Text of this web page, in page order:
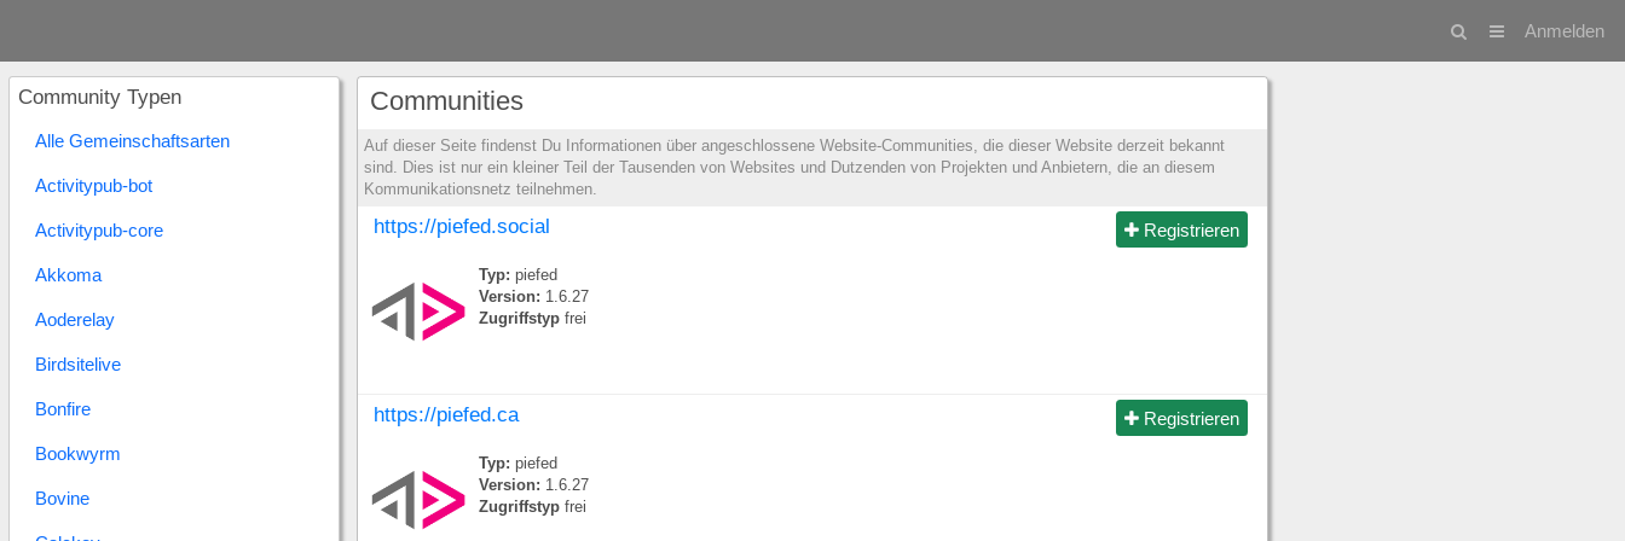
Anmelden
Community Typen
Alle Gemeinschaftsarten
Activitypub-bot
Activitypub-core
Akkoma
Aoderelay
Birdsitelive
Bonfire
Bookwyrm
Bovine
Communities
Auf dieser Seite findenst Du Informationen über angeschlossene Website-Communities, die dieser Website derzeit bekannt
sind. Dies ist nur ein kleiner Teil der Tausenden von Websites und Dutzenden von Projekten und Anbietern, die an diesem
Kommunikationsnetz teilnehmen.
Registrieren
https://piefed.social
Typ: piefed
Version: 1.6.27
Zugriffstyp frei
Registrieren
https://piefed.ca
Typ: piefed
Version: 1.6.27
Zugriffstyp frei